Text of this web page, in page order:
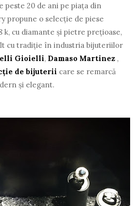
peste 20 de ani pe piaţa din
propune o selecţie de piese
k, cu diamante şi pietre preţioase,
cu tradiţie în industria bijuteriilor
Gioielli, Damaso Martinez ,
de bijuterii care se remarcă
şi elegant.